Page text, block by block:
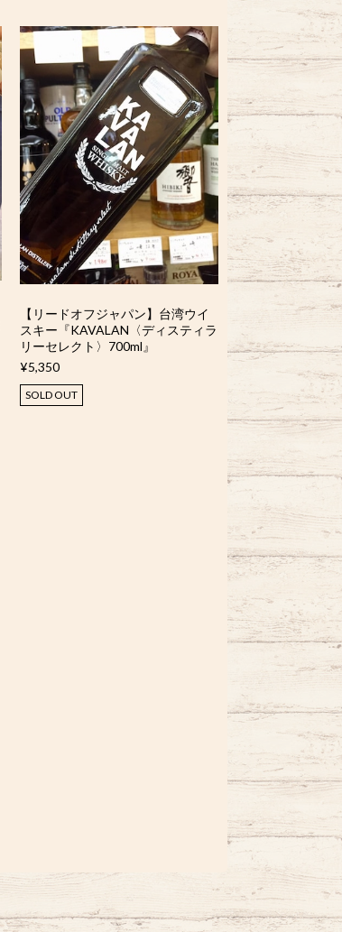
【リードオフジャパン】台湾ウイ
スキー『KAVALAN〈ディスティラ
リーセレクト〉700ml』
¥5,350
SOLD OUT